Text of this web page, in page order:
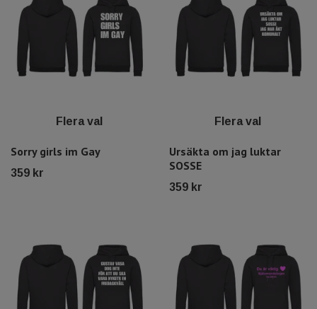
Flera val
Sorry girls im Gay
359 kr
Flera val
Ursäkta om jag luktar
SOSSE
359 kr